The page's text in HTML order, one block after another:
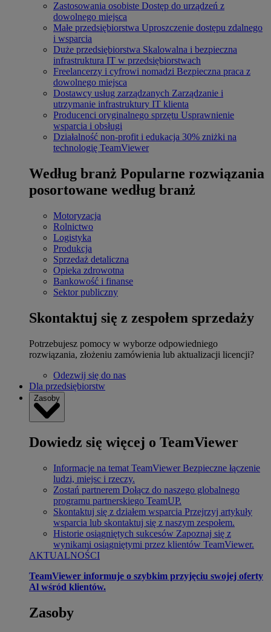
Zastosowania osobiste Dostęp do urządzeń z
dowolnego miejsca
Małe przedsiębiorstwa Uproszczenie dostępu zdalnego
i wsparcia
Duże przedsiębiorstwa Skalowalna i bezpieczna
infrastruktura IT w przedsiębiorstwach
Freelancerzy i cyfrowi nomadzi Bezpieczna praca z
dowolnego miejsca
Dostawcy usług zarządzanych Zarządzanie i
utrzymanie infrastruktury IT klienta
Producenci oryginalnego sprzętu Usprawnienie
wsparcia i obsługi
Działalność non-profit i edukacja 30% zniżki na
technologię TeamViewer
Według branż Popularne rozwiązania
posortowane według branż
Motoryzacja
Rolnictwo
Logistyka
Produkcja
Sprzedaż detaliczna
Opieka zdrowotna
Bankowość i finanse
Sektor publiczny
Skontaktuj się z zespołem sprzedaży
Potrzebujesz pomocy w wyborze odpowiedniego
rozwiązania, złożeniu zamówienia lub aktualizacji licencji?
Odezwij się do nas
Dla przedsiębiorstw
Zasoby
Dowiedz się więcej o TeamViewer
Informacje na temat TeamViewer Bezpieczne łączenie
ludzi, miejsc i rzeczy.
Zostań partnerem Dołącz do naszego globalnego
programu partnerskiego TeamUP.
Skontaktuj się z działem wsparcia Przejrzyj artykuły
wsparcia lub skontaktuj się z naszym zespołem.
Historie osiągniętych sukcesów Zapoznaj się z
wynikami osiągniętymi przez klientów TeamViewer.
AKTUALNOŚCI
TeamViewer informuje o szybkim przyjęciu swojej oferty
Al wśród klientów.
Zasoby